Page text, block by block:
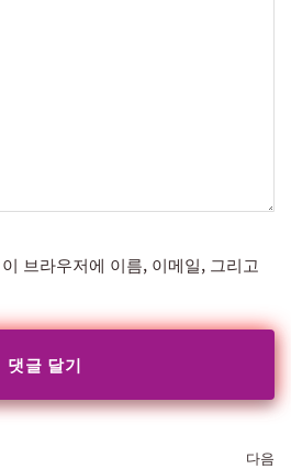
브라우저에 이름, 이메일, 그리고
다음